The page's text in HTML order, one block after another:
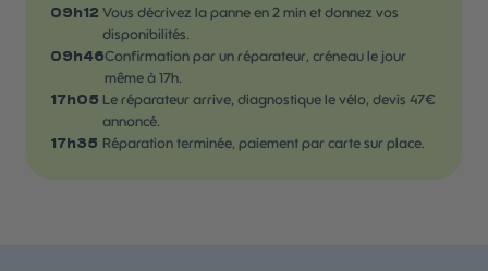
09h12 Vous décrivez la panne en 2 min et donnez vos
disponibilités.
09h46Confirmation par un réparateur, créneau le jour
même à 17h.
17h05 Le réparateur arrive, diagnostique le vélo, devis 47€
annoncé.
17h35 Réparation terminée, paiement par carte sur place.